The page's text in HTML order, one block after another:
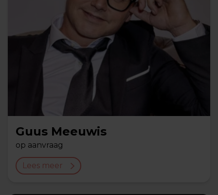
Guus Meeuwis
op aanvraag
Lees meer